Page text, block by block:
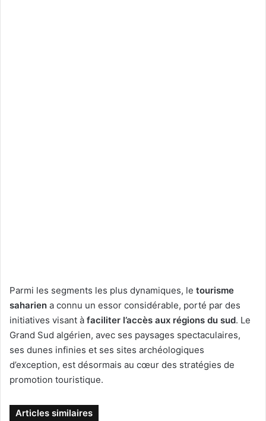
Parmi les segments les plus dynamiques, le tourisme
saharien a connu un essor considérable, porté par des
initiatives visant à faciliter l’accès aux régions du sud. Le
Grand Sud algérien, avec ses paysages spectaculaires,
ses dunes infinies et ses sites archéologiques
d’exception, est désormais au cœur des stratégies de
promotion touristique.
Articles similaires